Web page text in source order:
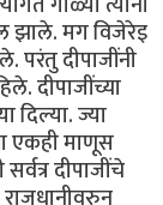
झाले. मग विजेरेइ
परंतु दीपाजींनी
दीपाजींच्या
दिल्या. ज्या
एकही माणूस
दीपाजींचे